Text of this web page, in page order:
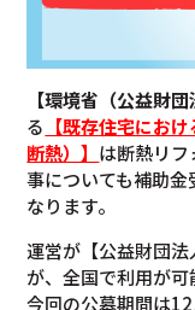
【環境省（公益財
る 【既存住宅にお
断熱）】 は断熱リ
事についても補助
なります。
運営が【公益財団
が、全国で利用が可
今回の公募期間は